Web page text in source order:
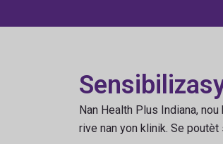
Nan Health Plus Indiana,
rive nan yon klinik. Se